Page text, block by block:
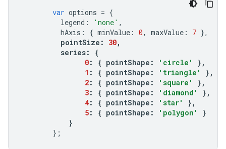
var options = {
legend : 'none' ,
hAxis : { minValue : 0, maxValue : 7 },
pointSize : 30,
series:
{
0: { pointShape : 'circle'
},
1 : { pointShape : 'triangle'
},
2: { pointShape : 'square'
},
3: { pointShape : 'diamond'
},
4: { pointShape : 'star'
},
5: { pointShape : 'polygon'
}
}
};